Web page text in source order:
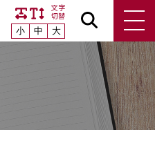
文字
切替
小
中 大